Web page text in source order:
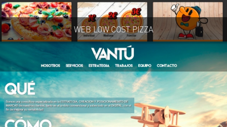
WEB LOW COST PIZZA